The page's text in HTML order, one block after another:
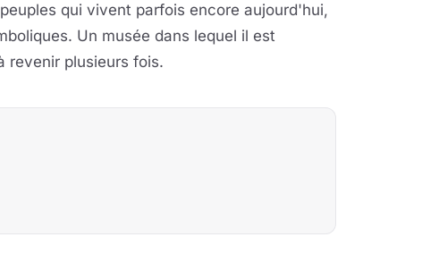
qui vivent parfois encore aujourd'hui,
Un musée dans lequel il est
revenir plusieurs fois.